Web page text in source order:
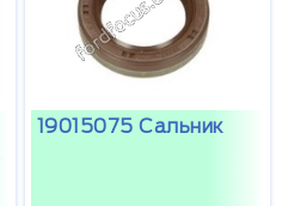
19015075 Сальник